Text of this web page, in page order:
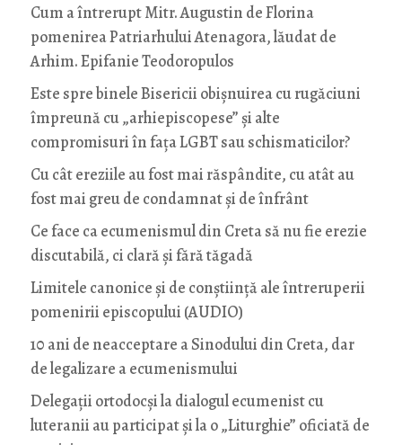
Cum a întrerupt Mitr. Augustin de Florina
pomenirea Patriarhului Atenagora, lăudat de
Arhim. Epifanie Teodoropulos
Este spre binele Bisericii obișnuirea cu rugăciuni
împreună cu „arhiepiscopese” și alte
compromisuri în fața LGBT sau schismaticilor?
Cu cât ereziile au fost mai răspândite, cu atât au
fost mai greu de condamnat și de înfrânt
Ce face ca ecumenismul din Creta să nu fie erezie
discutabilă, ci clară și fără tăgadă
Limitele canonice și de conștiință ale întreruperii
pomenirii episcopului (AUDIO)
10 ani de neacceptare a Sinodului din Creta, dar
de legalizare a ecumenismului
Delegații ortodocși la dialogul ecumenist cu
luteranii au participat și la o „Liturghie” oficiată de